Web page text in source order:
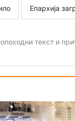
Епархија
текст и